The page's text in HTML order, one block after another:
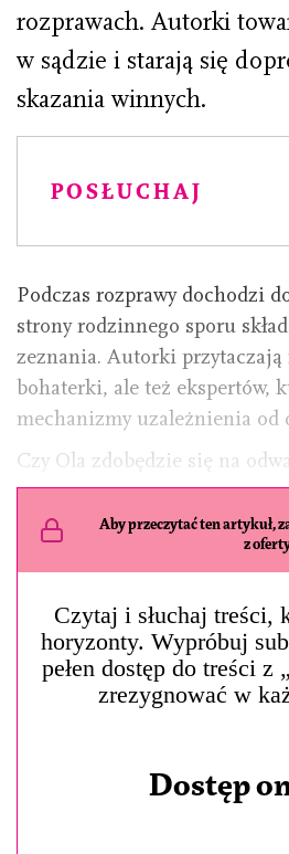
rozprawach. Autorki
w sądzie i starają się
skazania winnych.
POSŁUCHAJ
Podczas rozprawy dochodzi
strony rodzinnego sporu
zeznania. Autorki
bohaterki, ale też ekspertów,
mechanizmy uzależnienia od
Czy Ola zdobędzie się na
Aby przeczytać ten artykuł,
z
Czytaj i słuchaj treści,
horyzonty. Wypróbuj
pełen dostęp do treści z
zrezygnować w
Dostęp